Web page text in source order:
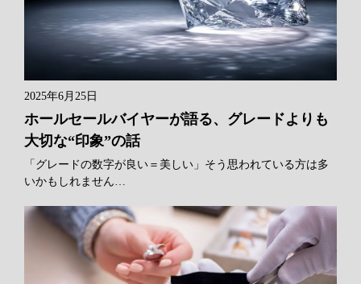
2025年6月25日
ホールセールバイヤーが語る、グレードよりも
大切な“印象”の話
「グレードの数字が良い＝美しい」そう思われている方は多
いかもしれません…